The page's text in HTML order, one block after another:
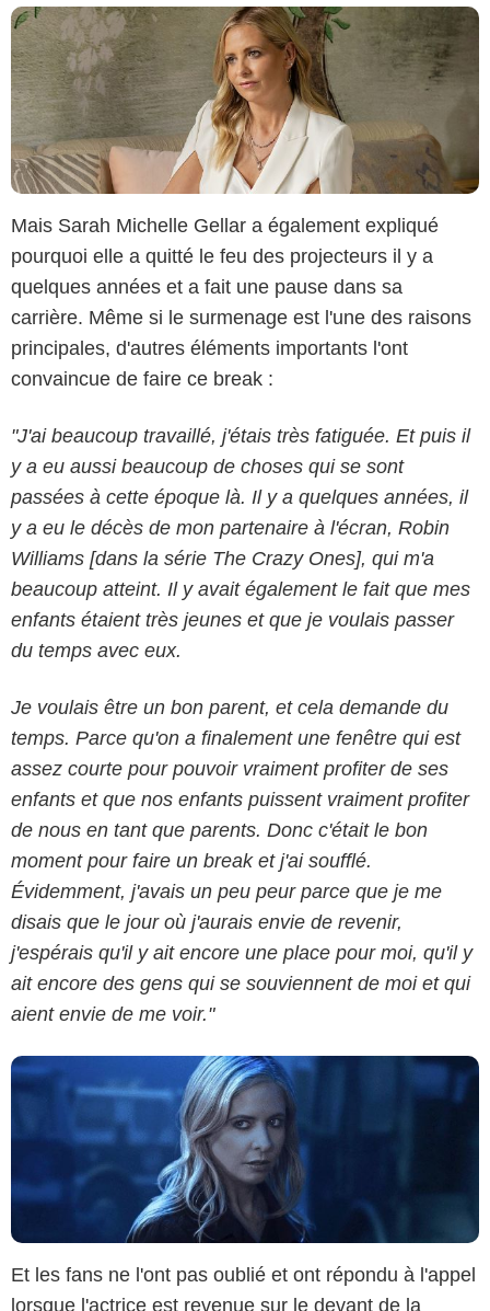
Mais Sarah Michelle Gellar a également expliqué
pourquoi elle a quitté le feu des projecteurs il y a
quelques années et a fait une pause dans sa
carrière. Même si le surmenage est l'une des raisons
principales, d'autres éléments importants l'ont
convaincue de faire ce break :
"J'ai beaucoup travaillé, j'étais très fatiguée. Et puis il
y a eu aussi beaucoup de choses qui se sont
passées à cette époque là. Il y a quelques années, il
y a eu le décès de mon partenaire à l'écran, Robin
Williams [dans la série The Crazy Ones], qui m'a
beaucoup atteint. Il y avait également le fait que mes
enfants étaient très jeunes et que je voulais passer
du temps avec eux.
Je voulais être un bon parent, et cela demande du
temps. Parce qu'on a finalement une fenêtre qui est
assez courte pour pouvoir vraiment profiter de ses
enfants et que nos enfants puissent vraiment profiter
de nous en tant que parents. Donc c'était le bon
moment pour faire un break et j'ai soufflé.
Évidemment, j'avais un peu peur parce que je me
disais que le jour où j'aurais envie de revenir,
j'espérais qu'il y ait encore une place pour moi, qu'il y
ait encore des gens qui se souviennent de moi et qui
aient envie de me voir."
Et les fans ne l'ont pas oublié et ont répondu à l'appel
lorsque l'actrice est revenue sur le devant de la